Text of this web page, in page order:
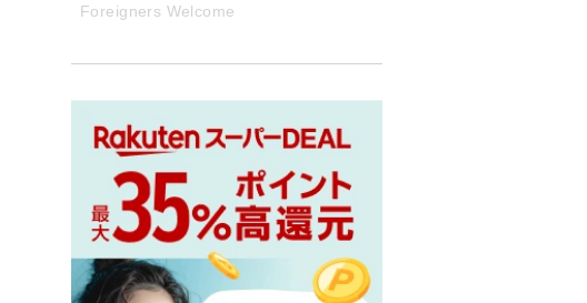
Foreigners Welcome